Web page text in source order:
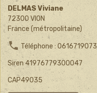
DELMAS Viviane
72300 VION
France (métropolitaine)
Téléphone : 0616719073
Siren 41976779300047
CAP49035